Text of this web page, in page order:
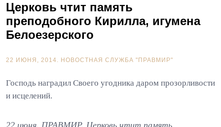
Церковь чтит память
преподобного Кирилла, игумена
Белоезерского
22 ИЮНЯ, 2014. НОВОСТНАЯ СЛУЖБА "ПРАВМИР"
Господь наградил Своего угодника даром прозорливости
и исцелений.
22 июня. ПРАВМИР. Церковь чтит память